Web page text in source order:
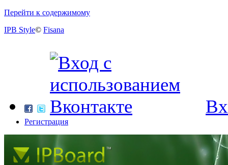
Перейти к содержимому
IPB Style© Fisana
Регистрация